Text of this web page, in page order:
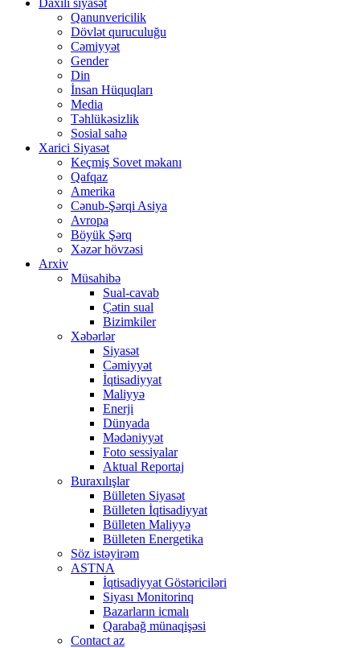
Daxili siyasət
Qanunvericilik
Dövlət quruculuğu
Cəmiyyət
Gender
Din
İnsan Hüquqları
Media
Təhlükəsizlik
Sosial sahə
Xarici Siyasət
Keçmiş Sovet məkanı
Qafqaz
Amerika
Cənub-Şərqi Asiya
Avropa
Böyük Şərq
Xəzər hövzəsi
Arxiv
Müsahibə
Sual-cavab
Çətin sual
Bizimkiler
Xəbərlər
Siyasət
Cəmiyyət
İqtisadiyyat
Maliyyə
Enerji
Dünyada
Mədəniyyət
Foto sessiyalar
Aktual Reportaj
Buraxılışlar
Bülleten Siyasət
Bülleten İqtisadiyyat
Bülleten Maliyyə
Bülleten Energetika
Söz istəyirəm
ASTNA
İqtisadiyyat Göstəriciləri
Siyası Monitorinq
Bazarların icmalı
Qarabağ münaqişəsi
Contact az